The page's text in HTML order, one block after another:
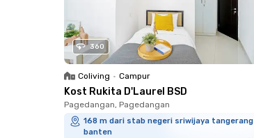
360
Coliving • Campur
Kost Rukita D'Laurel BSD
Pagedangan, Pagedangan
168 m dari stab negeri sriwijaya tangerang
banten